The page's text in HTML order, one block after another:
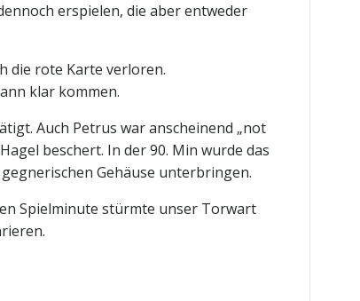
erspielen, die aber entweder
die rote Karte verloren.
klar kommen.
Auch Petrus war anscheinend „not
beschert. In der 90. Min wurde das
Gehäuse unterbringen.
Spielminute stürmte unser Torwart